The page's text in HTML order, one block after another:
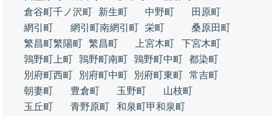
倉谷町千ノ沢町
新生町 中野町
田原町
網引町
網引町南網引町 栄町
桑原田町
繁昌町繁陽町 繁昌町 上宮木町
下宮木町
鶉野町上町 鶉野町南町 鶉野町中町 都染町
別府町西町
別府町中町 別府町東町 常吉町
朝妻町
豊倉町 玉野町
山枝町
玉丘町
青野原町
和泉町甲和泉町